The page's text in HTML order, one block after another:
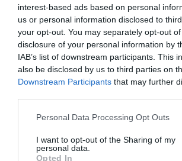
interest-based ads based on personal
us or personal information disclosed to
your opt-out. You may separately opt-out
disclosure of your personal information by
IAB’s list of downstream participants. This
also be disclosed by us to third parties on
Downstream Participants that may further
Please note that this website/app uses one
not limited to your visit or usage behaviour.
grant or deny consent to Google and its
Personal Data Processing Opt Outs
I want to opt-out of the Sharing of my
personal data.
Opted In
Friss citromlé (10 dkg cukorhoz
Citromhéj
Kristálycukor
Szénsavas víz
Elkészítés:
görgessük végig a pulton, hogy
fellazuljon.
Facsarjuk ki a levüket, és